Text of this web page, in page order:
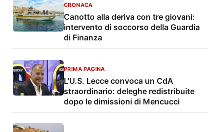
CRONACA
Canotto alla deriva con tre giovani:
intervento di soccorso della Guardia
di Finanza
PRIMA PAGINA
L'U.S. Lecce convoca un CdA
straordinario: deleghe redistribuite
dopo le dimissioni di Mencucci